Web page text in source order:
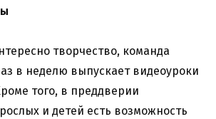
творчество, команда
в неделю выпускает видеоуроки
того, в преддверии
и детей есть возможность